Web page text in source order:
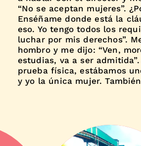
“No se aceptan mujeres”.
Enséñame donde está la
eso. Yo tengo todos los
luchar por mis derechos”.
hombro y me dijo: “Ven,
estudias, va a ser
prueba física, estábamos
y yo la única mujer.